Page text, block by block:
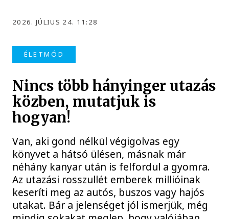
2026. JÚLIUS 24. 11:28
ÉLETMÓD
Nincs több hányinger utazás
közben, mutatjuk is
hogyan!
Van, aki gond nélkül végigolvas egy
könyvet a hátsó ülésen, másnak már
néhány kanyar után is felfordul a gyomra.
Az utazási rosszullét emberek millióinak
keseríti meg az autós, buszos vagy hajós
utakat. Bár a jelenséget jól ismerjük, még